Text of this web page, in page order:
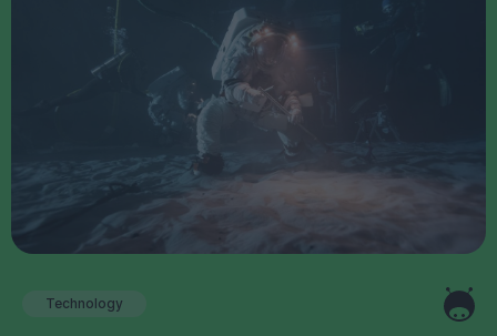
Technology